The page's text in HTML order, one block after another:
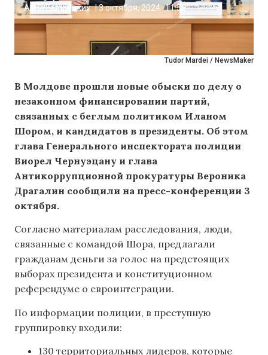
Tudor Mardei / NewsMaker
Анна Выприцких |3 октября, 2024 11:52
В Молдове прошли новые обыски по делу о
незаконном финансировании партий,
связанных с беглым политиком Иланом
Шором, и кандидатов в президенты. Об этом
глава Генерального инспектората полиции
Виорел Чернуэцану и глава
Антикоррупционной прокуратуры Вероника
Драгалин сообщили на пресс-конференции 3
октября.
Согласно материалам расследования, люди,
связанные с командой Шора, предлагали
гражданам деньги за голос на предстоящих
выборах президента и конституционном
референдуме о евроинтеграции.
По информации полиции, в преступную
группировку входили:
130 территориальных лидеров, которые